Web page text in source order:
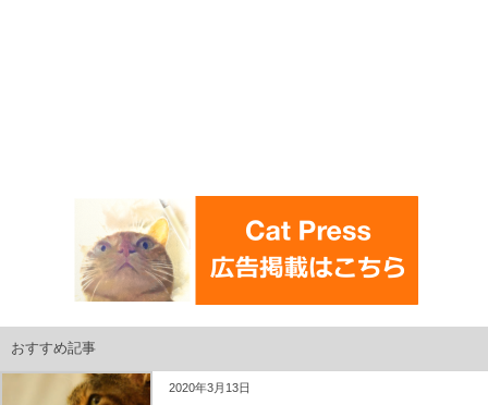
おすすめ記事
2020年3月13日